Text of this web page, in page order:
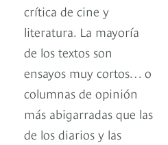
crítica de cine y
literatura. La mayoría
de los textos son
ensayos muy cortos… o
columnas de opinión
más abigarradas que las
de los diarios y las